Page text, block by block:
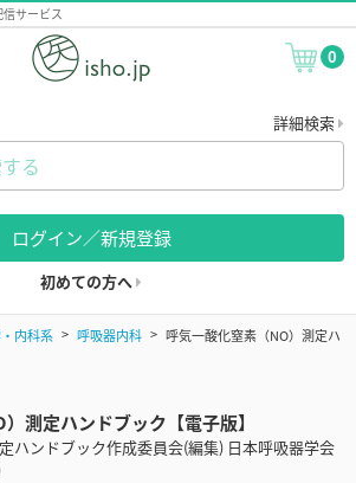
サービス
0
詳細検索
ログイン／新規登録
初めての方へ
内科系 呼吸器内科
呼気一酸化窒素（NO）測定ハ
測定ハンドブック【電子版】
ハンドブック作成委員会(編集) 日本呼吸器学会